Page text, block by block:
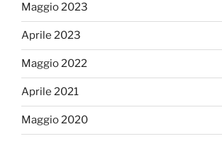
Maggio 2023
Aprile 2023
Maggio 2022
Aprile 2021
Maggio 2020